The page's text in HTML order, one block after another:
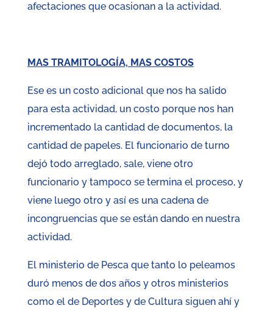
afectaciones que ocasionan a la actividad.
MAS TRAMITOLOGÍA, MAS COSTOS
Ese es un costo adicional que nos ha salido
para esta actividad, un costo porque nos han
incrementado la cantidad de documentos, la
cantidad de papeles. El funcionario de turno
dejó todo arreglado, sale, viene otro
funcionario y tampoco se termina el proceso, y
viene luego otro y así es una cadena de
incongruencias que se están dando en nuestra
actividad.
El ministerio de Pesca que tanto lo peleamos
duró menos de dos años y otros ministerios
como el de Deportes y de Cultura siguen ahí y